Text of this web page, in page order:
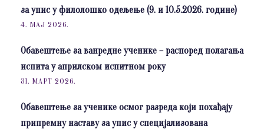
за упис у филолошко одељење (9. и 10.5.2026. године)
4. МАЈ 2026.
Обавештење за ванредне ученике – распоред полагања
испита у априлском испитном року
31. МАРТ 2026.
Обавештење за ученике осмог разреда који похађају
припремну наставу за упис у специјализована